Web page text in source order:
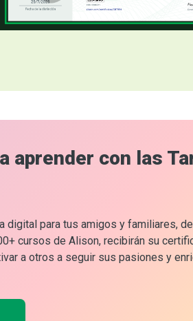
aprender con las
digital para tus amigos y familiares,
cursos de Alison, recibirán su
a otros a seguir sus pasiones y